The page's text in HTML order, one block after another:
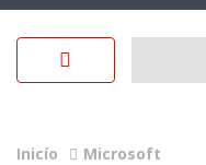
Inicío Microsoft